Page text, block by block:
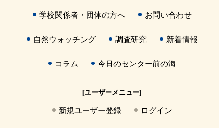
学校関係者・団体の方へ お問い合わせ
自然ウォッチング 調査研究 新着情報
コラム 今日のセンター前の海
[ユーザーメニュー]
新規ユーザー登録 ログイン